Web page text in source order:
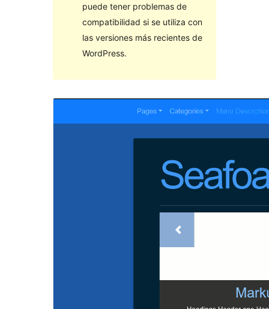
puede tener problemas de
compatibilidad si se utiliza con
las versiones más recientes de
WordPress.